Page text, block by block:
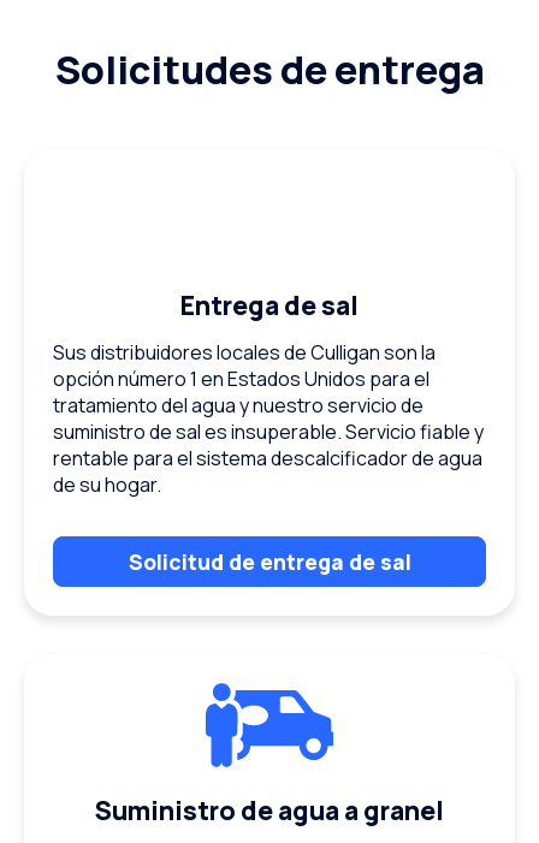
Solicitudes de entrega
Entrega de sal
Sus distribuidores locales de Culligan son la
opción número 1 en Estados Unidos para el
tratamiento del agua y nuestro servicio de
suministro de sal es insuperable. Servicio fiable y
rentable para el sistema descalcificador de agua
de su hogar.
Solicitud de entrega de sal
Suministro de agua a granel